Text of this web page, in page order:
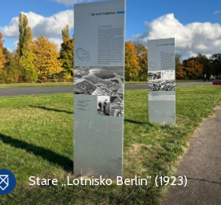
Stare „Lotnisko Berlin” (1923)